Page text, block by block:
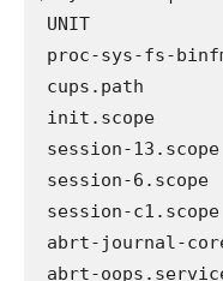
UNIT
proc-sys-fs-
cups.path
init.scope
session-
session-
session-
abrt-journal-
abrt-